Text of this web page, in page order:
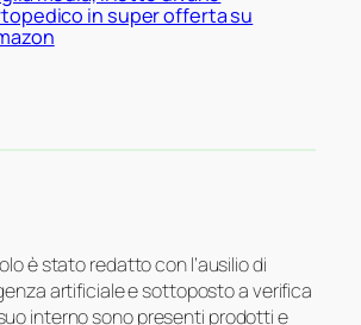
in super offerta su
è stato redatto con l’ausilio di
artificiale e sottoposto a verifica
interno sono presenti prodotti e